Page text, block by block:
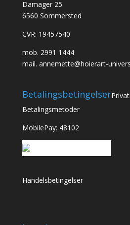
Damager 25
6560 Sommersted
CVR: 19457540
mob. 2991 1444
mail. annemette@hoierart-
Betalingsbetingelser
Betalingsmetoder
MobilePay: 48102
Handelsbetingelser